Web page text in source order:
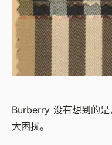
Burberry 没有想到的
大困扰。